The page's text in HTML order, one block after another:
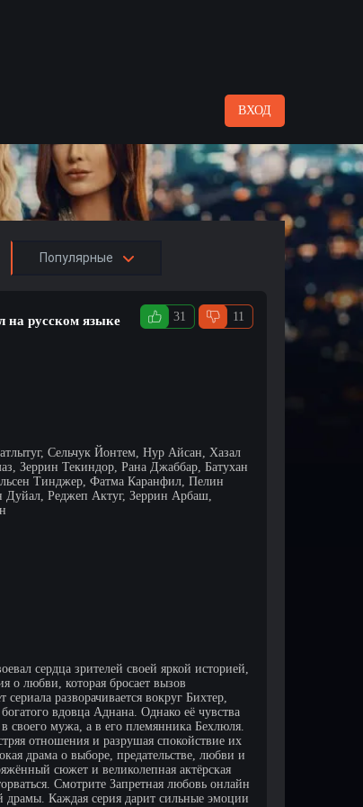
ВХОД
Популярные
на русском языке 31 11
Сельчук Йонтем, Нур Айсан, Хазал
Зеррин Текиндор, Рана Джаббар, Батухан
Тинджер, Фатма Каранфил, Пелин
Реджеп Актуг, Зеррин Арбаш,
сердца зрителей своей яркой историей,
о любви, которая бросает вызов
разворачивается вокруг Бихтер,
вдовца Аднана. Однако её чувства
своего мужа, а в его племянника Бехлюля.
отношения и разрушая спокойствие их
драма о выборе, предательстве, любви и
сюжет и великолепная актёрская
Смотрите Запретная любовь онлайн
драмы. Каждая серия дарит сильные эмоции